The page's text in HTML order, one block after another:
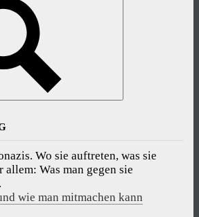
Wo sie auftreten, was sie
allem: Was man gegen sie
wie man mitmachen kann